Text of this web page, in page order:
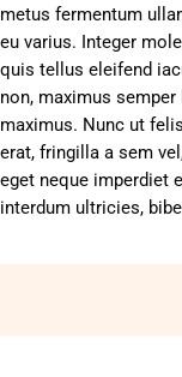
metus fermentum
eu varius. Integer
quis tellus eleifend
non, maximus
maximus. Nunc ut
erat, fringilla a sem
eget neque imperdiet
interdum ultricies,